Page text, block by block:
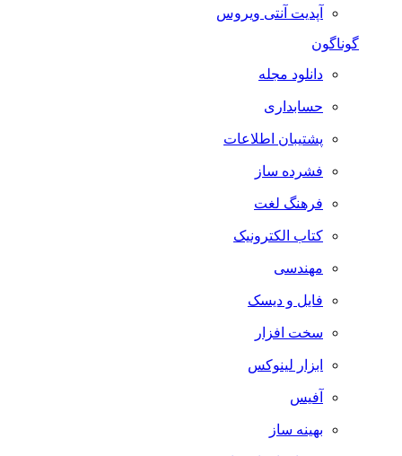
آپدیت آنتی ویروس
گوناگون
دانلود مجله
حسابداری
پشتیبان اطلاعات
فشرده ساز
فرهنگ لغت
کتاب الکترونیک
مهندسی
فایل و دیسک
سخت افزار
ابزار لینوکس
آفیس
بهینه ساز